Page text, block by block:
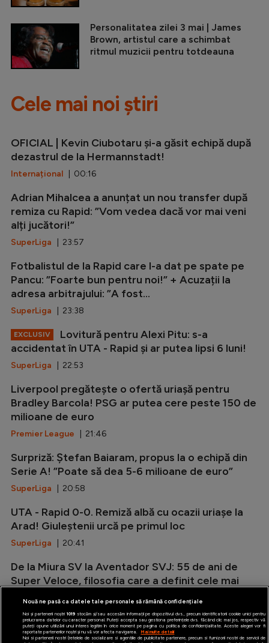
Personalitatea zilei 3 mai | James
Brown, artistul care a schimbat
ritmul muzicii pentru totdeauna
Cele mai noi știri
OFICIAL | Kevin Ciubotaru și-a găsit echipă după
dezastrul de la Hermannstadt!
Internațional | 00:16
Adrian Mihalcea a anunțat un nou transfer după
remiza cu Rapid: ”Vom vedea dacă vor mai veni
alți jucători!”
SuperLiga | 23:57
Fotbalistul de la Rapid care l-a dat pe spate pe
Pancu: ”Foarte bun pentru noi!” + Acuzații la
adresa arbitrajului: ”A fost...
SuperLiga | 23:38
EXCLUSIV
Lovitură pentru Alexi Pitu: s-a
accidentat în UTA - Rapid și ar putea lipsi 6 luni!
SuperLiga | 22:53
Liverpool pregătește o ofertă uriașă pentru
Bradley Barcola! PSG ar putea cere peste 150 de
milioane de euro
Premier League | 21:46
Surpriză: Ștefan Baiaram, propus la o echipă din
Serie A! ”Poate să dea 5-6 milioane de euro”
SuperLiga | 20:58
UTA - Rapid 0-0. Remiză albă cu ocazii uriașe la
Arad! Giuleștenii urcă pe primul loc
SuperLiga | 20:41
De la Miura SV la Aventador SVJ: 55 de ani de
Super Veloce, filosofia care a definit cele mai
Auto| 20:12
Nouă ne pasă ca datele tale personale să rămână confidențiale
Noi și partenerii noștri 1019stocăm și/sau accesăm informații pe dispozitivul dvs., precum identificatorii cookie unici pentru
prelucrarea datelor cu caracter personal. Puteți accepta sau gestiona preferințele dvs. făcând clic mai jos, respectiv vă
puteți opune utilizării unui interes legitim în orice moment pe pagina cu politica de confidențialitate. Aceste alegeri vor fi
raportate partenerilor noștri și nu vă vor afecta navigarea.
Mai multe detalii
Noi si partenerii nostri (retelele de socializare si agentiile de publicitate partenere, precum si furnizorii nostri de servicii de